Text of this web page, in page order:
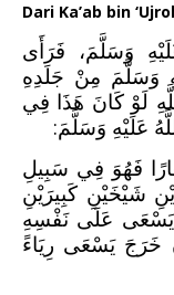
Dari Ka’ab bin
وَسَلَّمَ، فَرَأَى
وَسَلَّمَ مِنْ جَلَدِهِ
لَوْ كَانَ هَذَا فِي
عَلَيْهِ وَسَلَّمَ:
فَهُوَ فِي سَبِيلِ
شَيْخَيْنِ كَبِيرَيْنِ
يَسْعَى عَلَى نَفْسِهِ
خَرَجَ يَسْعَى رِيَاءً